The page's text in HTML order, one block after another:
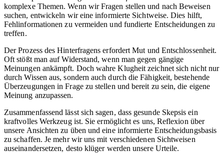
komplexe Themen. Wenn wir Fragen stellen und nach Beweisen
suchen, entwickeln wir eine informierte Sichtweise. Dies hilft,
Fehlinformationen zu vermeiden und fundierte Entscheidungen zu
treffen.
Der Prozess des Hinterfragens erfordert Mut und Entschlossenheit.
Oft stößt man auf Widerstand, wenn man gegen gängige
Meinungen ankämpft. Doch wahre Klugheit zeichnet sich nicht nur
durch Wissen aus, sondern auch durch die Fähigkeit, bestehende
Überzeugungen in Frage zu stellen und bereit zu sein, die eigene
Meinung anzupassen.
Zusammenfassend lässt sich sagen, dass gesunde Skepsis ein
kraftvolles Werkzeug ist. Sie ermöglicht es uns, Reflexion über
unsere Ansichten zu üben und eine informierte Entscheidungsbasis
zu schaffen. Je mehr wir uns mit verschiedenen Sichtweisen
auseinandersetzen, desto klüger werden unsere Urteile.